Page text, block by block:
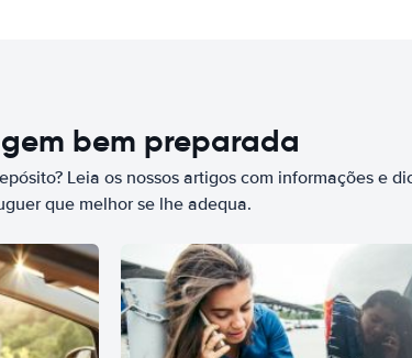
bem preparada
Leia os nossos artigos com informações e
que melhor se lhe adequa.